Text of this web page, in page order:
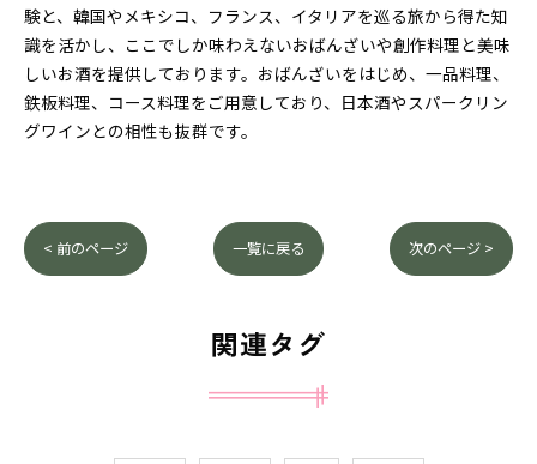
験と、韓国やメキシコ、フランス、イタリアを巡る旅から得た知
識を活かし、ここでしか味わえないおばんざいや創作料理と美味
しいお酒を提供しております。おばんざいをはじめ、一品料理、
鉄板料理、コース料理をご用意しており、日本酒やスパークリン
グワインとの相性も抜群です。
< 前のページ 一覧に戻る 次のページ >
関連タグ